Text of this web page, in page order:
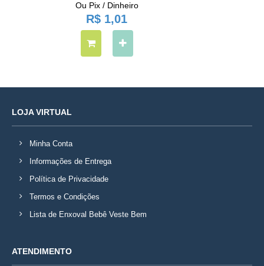
Ou Pix / Dinheiro
R$ 1,01
LOJA VIRTUAL
Minha Conta
Informações de Entrega
Política de Privacidade
Termos e Condições
Lista de Enxoval Bebê Veste Bem
ATENDIMENTO